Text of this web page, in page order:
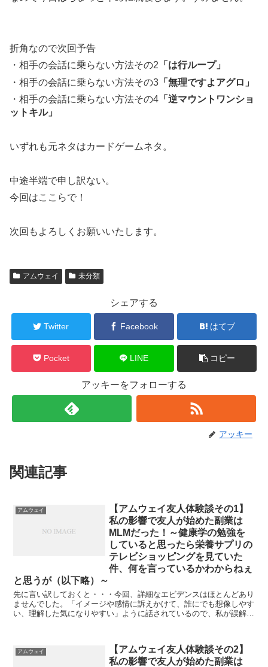
折角なので次回予告
・相手の会話に乗らない方法その2 「は行ループ」
・相手の会話に乗らない方法その3 「無理ですよアグロ」
・相手の会話に乗らない方法その4 「逆マウントワンショ
ットキル」
いずれも元ネタはカードゲームネタ。
中途半端で申し訳ない。
今回はここらで！
次回もよろしくお願いいたします。
アムウェイ 未分類
シェアする
Twitter Facebook はてブ
Pocket LINE コピー
アッキーをフォローする
アッキー
関連記事
アムウェイ
【アムウェイ友人体験談その1】
私の影響で友人が始めた副業は
MLMだった！～健康学の勉強を
していると思ったら栄養サプリの
テレビショッピングを見ていた
件、何を言っているかわからねぇ
と思うが（以下略）～
先に言い訳しておくと・・・今回、詳細なエビデンスはほとんどあり
ませんでした。「イメージや感情に訴えかけて、誰にでも想像しやす
い、理解した気になりやすい」ように話されているので、私が誤解し
アムウェイ
【アムウェイ友人体験談その2】
私の影響で友人が始めた副業は